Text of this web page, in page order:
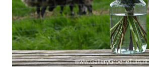
"Schaapjes-tellen"